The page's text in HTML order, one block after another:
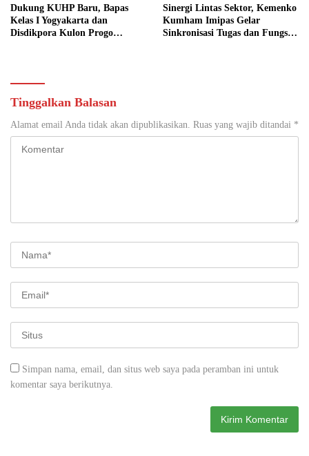
Dukung KUHP Baru, Bapas
Kelas I Yogyakarta dan
Disdikpora Kulon Progo
Sinergi Lintas Sektor, Kemenko
Kumham Imipas Gelar
Sinkronisasi Tugas dan Fungsi
Tinggalkan Balasan
Alamat email Anda tidak akan dipublikasikan. Ruas yang wajib ditandai *
Simpan nama, email, dan situs web saya pada peramban ini untuk
komentar saya berikutnya.